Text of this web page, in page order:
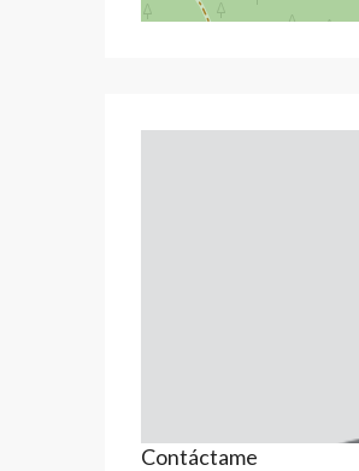
Contáctame